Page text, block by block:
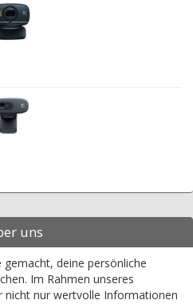
uns
deine persönliche
Im Rahmen unseres
nicht nur wertvolle Informationen